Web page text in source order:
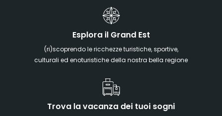
Esplora il Grand Est
(ri)scoprendo le ricchezze turistiche, sportive,
culturali ed enoturistiche della nostra bella regione
Trova la vacanza dei tuoi sogni